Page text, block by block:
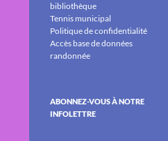
bibliothèque
Tennis municipal
Politique de confidentialité
Accès base de données
randonnée
ABONNEZ-VOUS À NOTRE
INFOLETTRE